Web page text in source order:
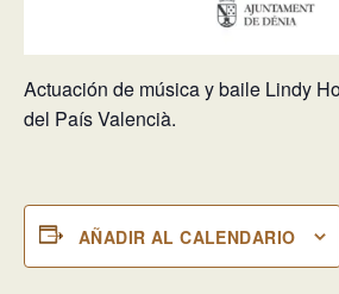
Actuación de música y baile Lindy
del País Valencià.
AÑADIR AL CALENDARIO